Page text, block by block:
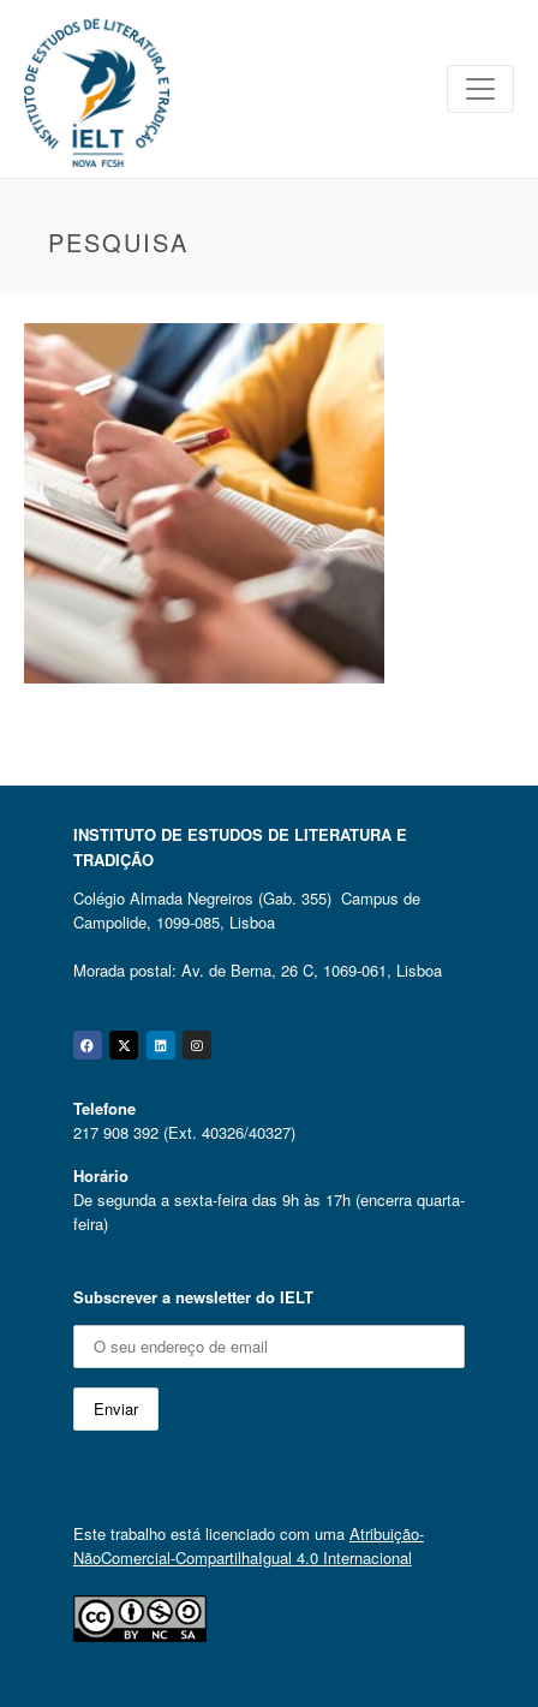
PESQUISA
INSTITUTO DE ESTUDOS DE LITERATURA E
TRADIÇÃO
Colégio Almada Negreiros (Gab. 355) Campus de
Campolide, 1099-085, Lisboa
Morada postal: Av. de Berna, 26 C, 1069-061, Lisboa
Facebook
Twitter
Linkedin
Instagram
Telefone
217 908 392 (Ext. 40326/40327)
Horário
De segunda a sexta-feira das 9h às 17h (encerra quarta-
feira)
Subscrever a newsletter do IELT
Este trabalho está licenciado com uma Atribuição-
NãoComercial-CompartilhaIgual 4.0 Internacional